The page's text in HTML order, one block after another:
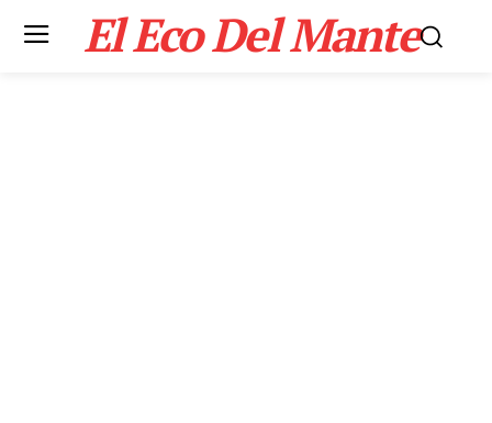
El Eco Del Mante